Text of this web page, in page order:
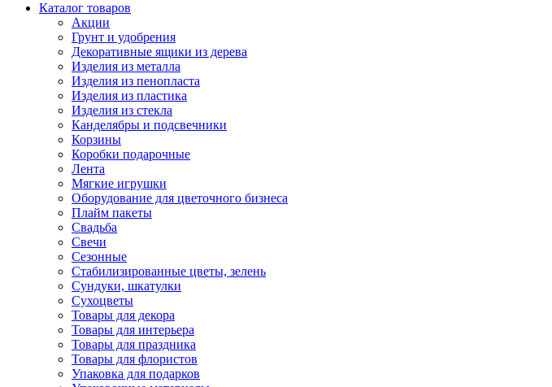
Каталог товаров
Акции
Грунт и удобрения
Декоративные ящики из дерева
Изделия из металла
Изделия из пенопласта
Изделия из пластика
Изделия из стекла
Канделябры и подсвечники
Корзины
Коробки подарочные
Лента
Мягкие игрушки
Оборудование для цветочного бизнеса
Плайм пакеты
Свадьба
Свечи
Сезонные
Стабилизированные цветы, зелень
Сундуки, шкатулки
Сухоцветы
Товары для декора
Товары для интерьера
Товары для праздника
Товары для флористов
Упаковка для подарков